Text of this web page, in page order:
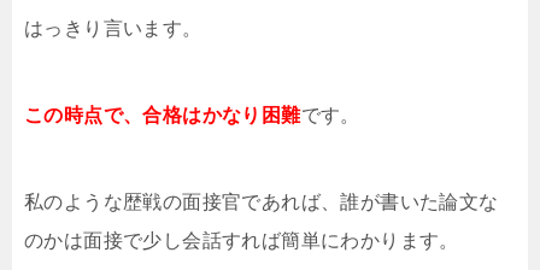
はっきり言います。
この時点で、合格はかなり困難です。
私のような歴戦の面接官であれば、誰が書いた論文な
のかは面接で少し会話すれば簡単にわかります。